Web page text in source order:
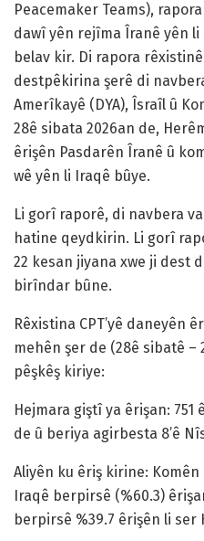
Peacemaker Teams),
dawî yên rejîma Îranê yên
belav kir. Di rapora
destpêkirina şerê di
Amerîkayê (DYA), Îsraîl û
28ê sibata 2026an de,
êrişên Pasdarên Îranê û
wê yên li Iraqê bûye.
Li gorî raporê, di navbera
hatine qeydkirin. Li gorî
22 kesan jiyana xwe ji dest
birîndar bûne.
Rêxistina CPT’yê daneyên
mehên şer de (28ê sibatê –
pêşkêş kiriye:
Hejmara giştî ya êrişan:
de û beriya agirbesta 8’ê
Aliyên ku êriş kirine:
Iraqê berpirsê (%60.3)
berpirsê %39.7 êrişên li